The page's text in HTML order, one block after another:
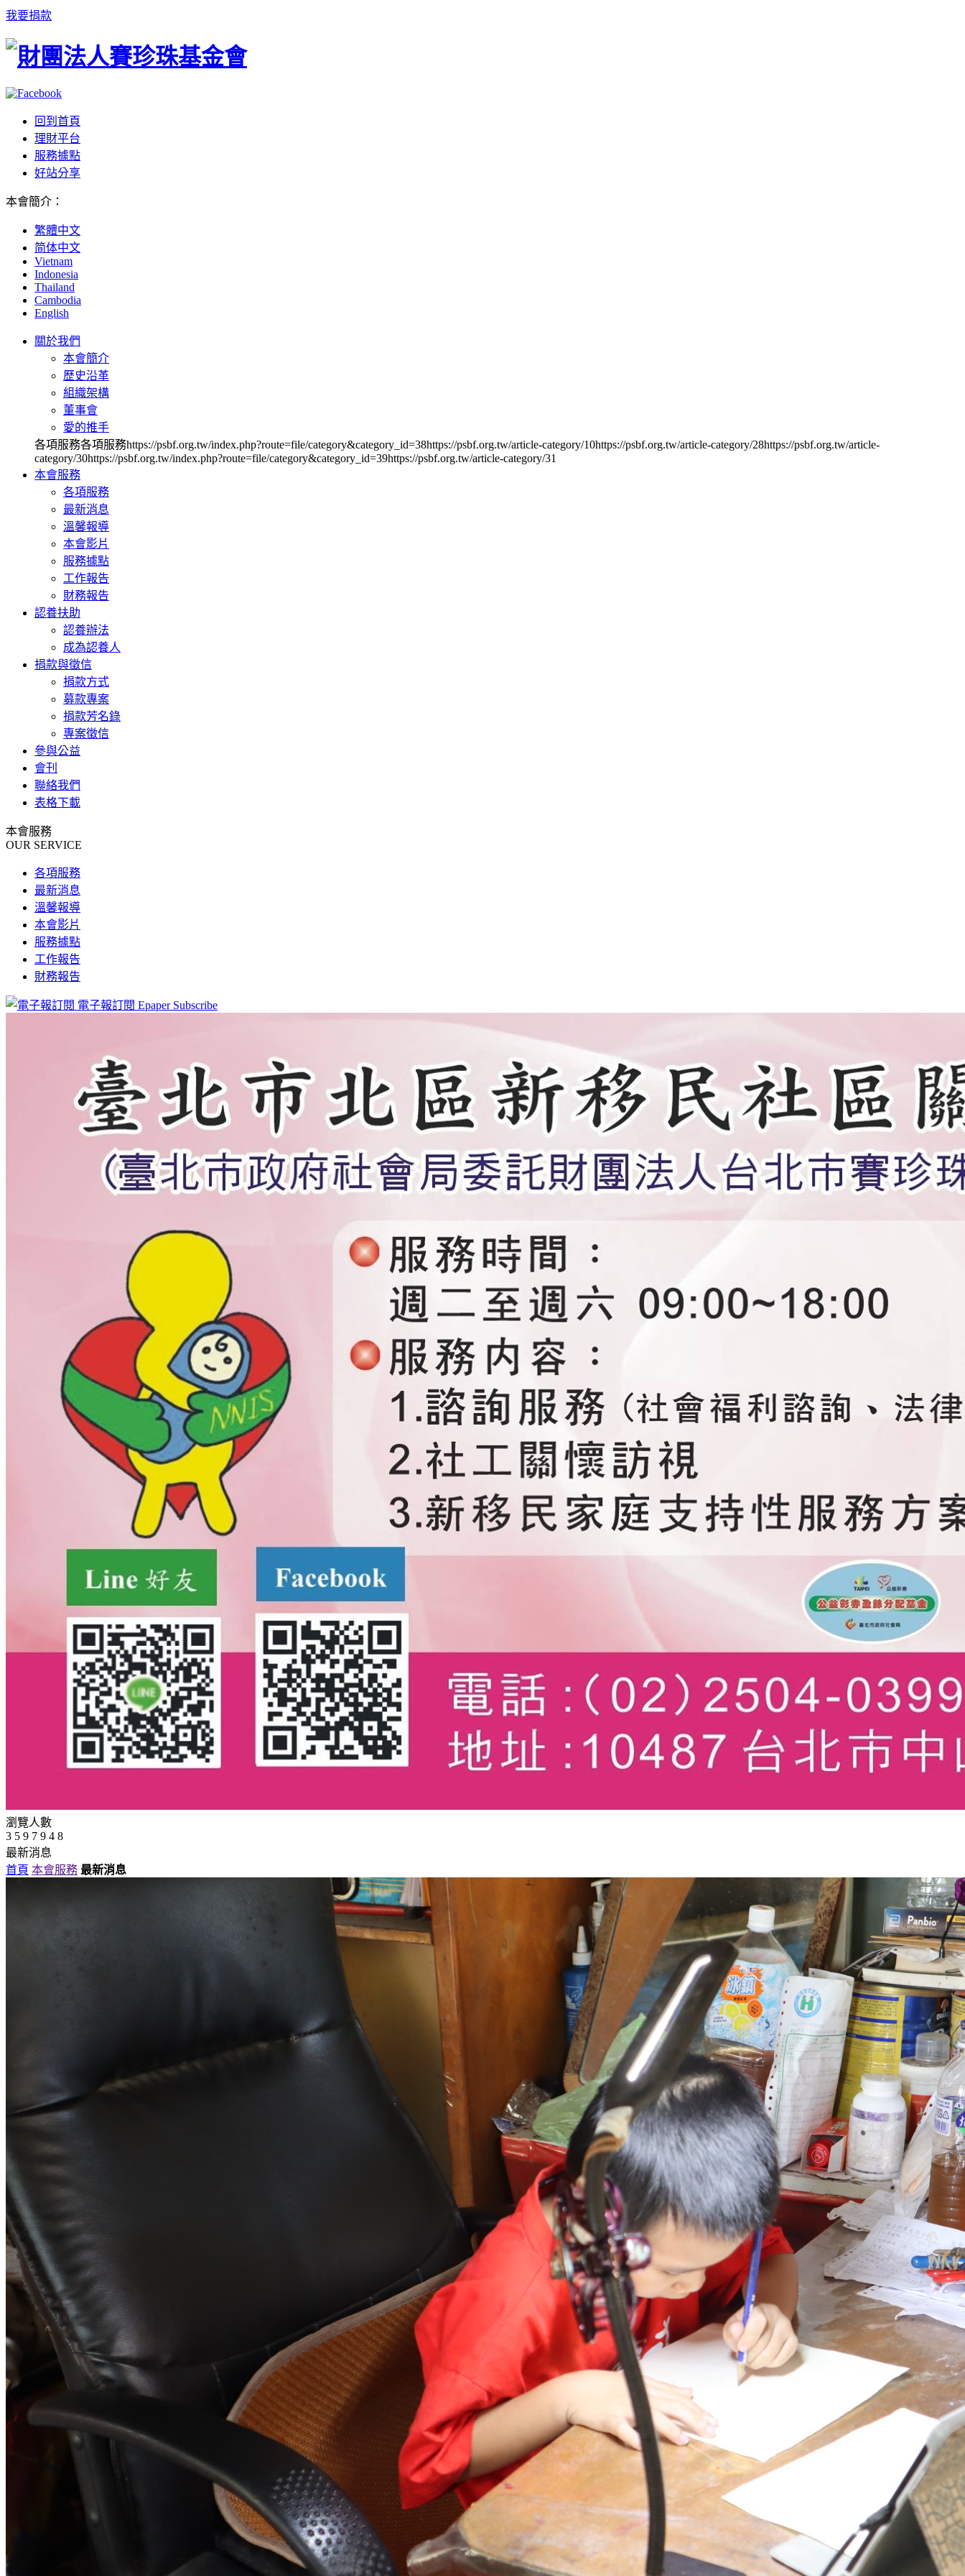
我要捐款
回到首頁
理財平台
服務據點
好站分享
本會簡介 ：
繁體中文
简体中文
Vietnam
Indonesia
Thailand
Cambodia
English
關於我們
本會簡介
歷史沿革
組織架構
董事會
愛的推手
各項服務各項服務https://psbf.org.tw/index.php?route=file/category&category_id=38https://psbf.org.tw/article-category/10https://psbf.org.tw/article-category/28https://psbf.org.tw/article-
category/30https://psbf.org.tw/index.php?route=file/category&category_id=39https://psbf.org.tw/article-category/31
本會服務
各項服務
最新消息
溫馨報導
本會影片
服務據點
工作報告
財務報告
認養扶助
認養辦法
成為認養人
捐款與徵信
捐款方式
募款專案
捐款芳名錄
專案徵信
參與公益
會刊
聯絡我們
表格下載
本會服務
OUR SERVICE
各項服務
最新消息
溫馨報導
本會影片
服務據點
工作報告
財務報告
電子報訂閱 Epaper Subscribe
瀏覽人數
3 5 9 7 9 4 8
最新消息
首頁 本會服務 最新消息